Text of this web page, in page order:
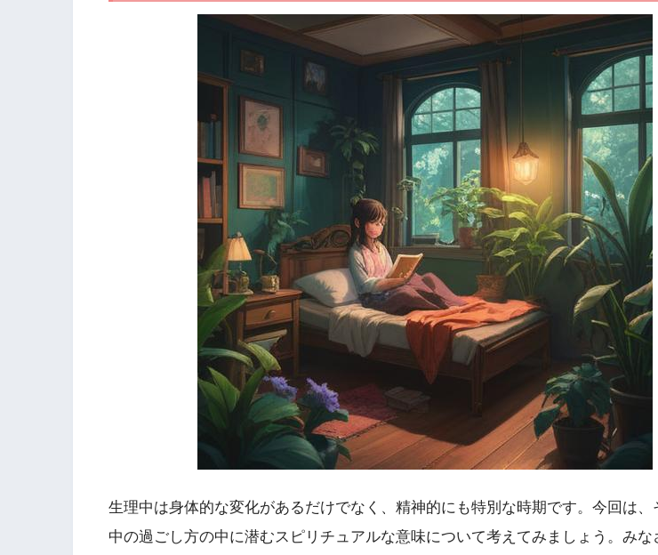
生理中は身体的な変化があるだけでなく、精神的にも特別な時期です。今回は、
中の過ごし方の中に潜むスピリチュアルな意味について考えてみましょう。みな